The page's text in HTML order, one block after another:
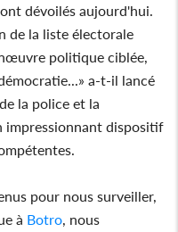
dévoilés aujourd'hui.
de la liste électorale
politique ciblée,
a-t-il lancé
la police et la
impressionnant dispositif
pour nous surveiller,
à Botro , nous